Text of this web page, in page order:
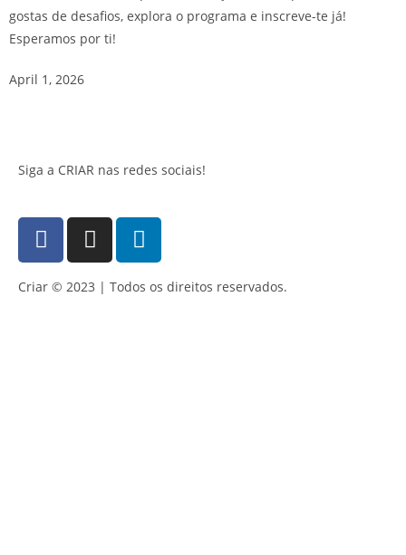
gostas de desafios, explora o programa e inscreve-te já!
Esperamos por ti!
April 1, 2026
Siga a CRIAR nas redes sociais!
Criar © 2023 | Todos os direitos reservados.